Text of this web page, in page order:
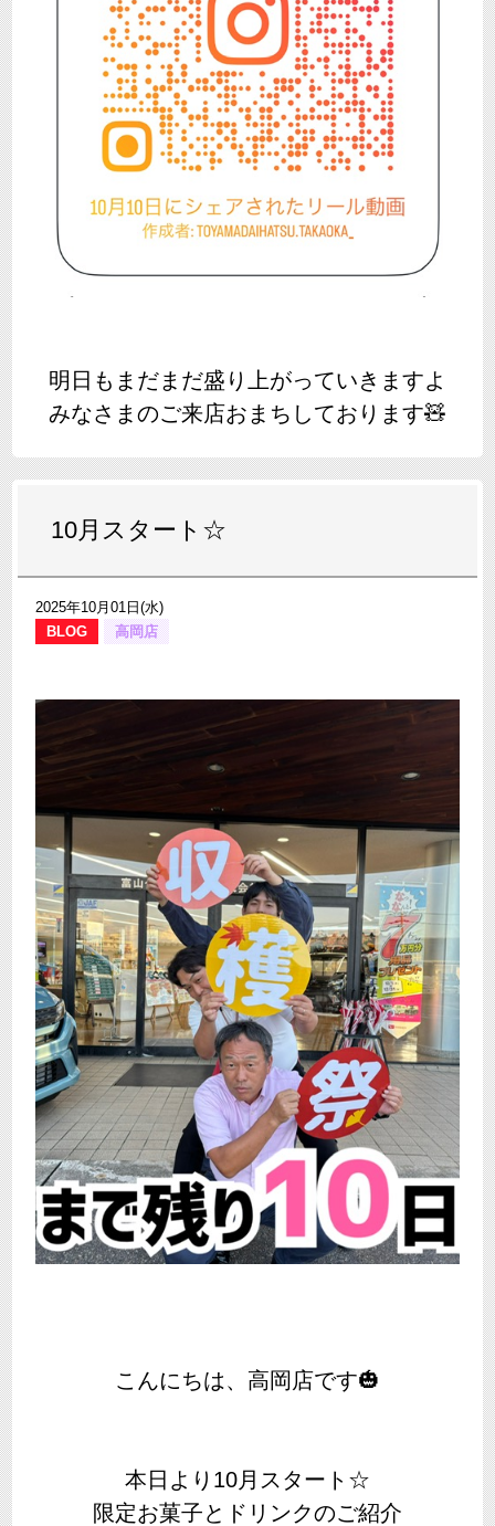
明日もまだまだ盛り上がっていきますよ
みなさまのご来店おまちしております🧸
10月スタート☆
2025年10月01日(水)
BLOG
高岡店
こんにちは、高岡店です🎃
本日より10月スタート☆
限定お菓子とドリンクのご紹介